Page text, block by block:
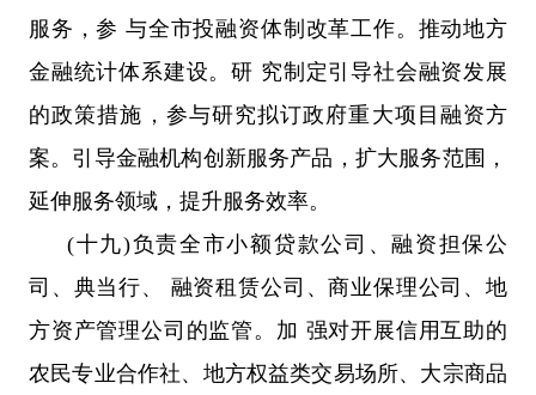
服务，参 与全市投融资体制改革工作。推动地方
金融统计体系建设。研 究制定引导社会融资发展
的政策措施，参与研究拟订政府重大项目融资方
案。引导金融机构创新服务产品，扩大服务范围，
延伸服务领域，提升服务效率。
(十九)负责全市小额贷款公司、融资担保公
司、典当行、 融资租赁公司、商业保理公司、地
方资产管理公司的监管。加 强对开展信用互助的
农民专业合作社、地方权益类交易场所、大宗商品